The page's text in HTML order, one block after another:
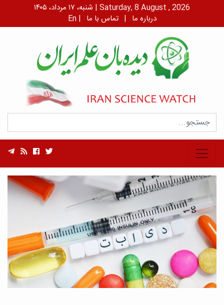
شنبه، ۱۷ مرداد، ۱۴۰۵ | Saturday, 8 August , 2026
En | درباره ما | تماس با ما